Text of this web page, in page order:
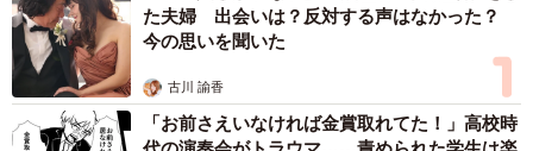
古川 諭香
「お前さえいなければ金賞取れてた！」高校時
代の演奏会がトラウマ……責められた学生は楽
器修理職人に 10年後再会した因縁の相手から
思わぬ申し出【漫画】